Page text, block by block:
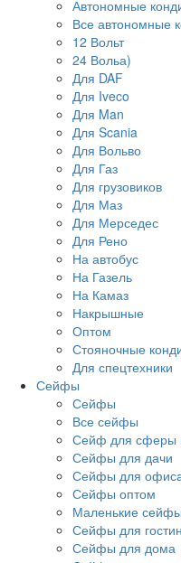
Автономные
Все автономные
12 Вольт
24 Вольа)
Для DAF
Для Iveco
Для Man
Для Scania
Для Вольво
Для Газ
Для грузовиков
Для Маз
Для Мерседес
Для Рено
На автобус
На Газель
На Камаз
Накрышные
Оптом
Стояночные
Для спецтехники
Сейфы
Сейфы
Все сейфы
Сейф для сферы
Сейфы для дачи
Сейфы для
Сейфы оптом
Маленькие сейфы
Сейфы для
Сейфы для дома